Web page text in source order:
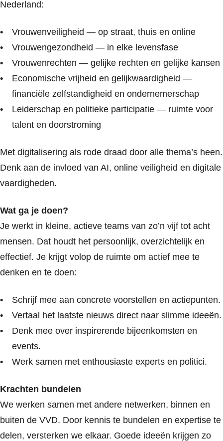
Nederland:
Vrouwenveiligheid — op straat, thuis en online
Vrouwengezondheid — in elke levensfase
Vrouwenrechten — gelijke rechten en gelijke kansen
Economische vrijheid en gelijkwaardigheid —
financiële zelfstandigheid en ondernemerschap
Leiderschap en politieke participatie — ruimte voor
talent en doorstroming
Met digitalisering als rode draad door alle thema’s heen.
Denk aan de invloed van AI, online veiligheid en digitale
vaardigheden.
Wat ga je doen?
Je werkt in kleine, actieve teams van zo’n vijf tot acht
mensen. Dat houdt het persoonlijk, overzichtelijk en
effectief. Je krijgt volop de ruimte om actief mee te
denken en te doen:
Schrijf mee aan concrete voorstellen en actiepunten.
Vertaal het laatste nieuws direct naar slimme ideeën.
Denk mee over inspirerende bijeenkomsten en
events.
Werk samen met enthousiaste experts en politici.
Krachten bundelen
We werken samen met andere netwerken, binnen en
buiten de VVD. Door kennis te bundelen en expertise te
delen, versterken we elkaar. Goede ideeën krijgen zo